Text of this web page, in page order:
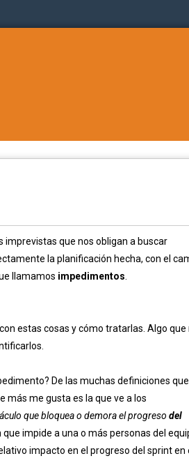
imprevistas que nos obligan a buscar
la planificación hecha, con el
llamamos impedimentos
estas cosas y cómo tratarlas. Algo que
De las muchas definiciones que
más me gusta es la que ve a los
que bloquea o demora el progreso del
que impide a una o más personas del
impacto en el progreso del sprint en